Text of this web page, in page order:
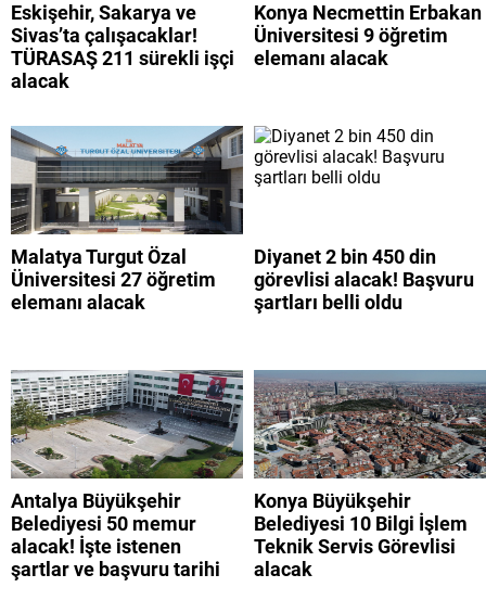
Eskişehir, Sakarya ve
Sivas’ta çalışacaklar!
TÜRASAŞ 211 sürekli işçi
alacak
Konya Necmettin Erbakan
Üniversitesi 9 öğretim
elemanı alacak
Malatya Turgut Özal
Üniversitesi 27 öğretim
elemanı alacak
Diyanet 2 bin 450 din
görevlisi alacak! Başvuru
şartları belli oldu
Antalya Büyükşehir
Belediyesi 50 memur
alacak! İşte istenen
şartlar ve başvuru tarihi
Konya Büyükşehir
Belediyesi 10 Bilgi İşlem
Teknik Servis Görevlisi
alacak